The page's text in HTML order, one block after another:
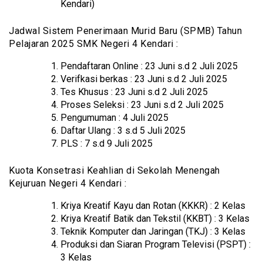
Kendari)
Jadwal Sistem Penerimaan Murid Baru (SPMB) Tahun
Pelajaran 2025 SMK Negeri 4 Kendari :
Pendaftaran Online : 23 Juni s.d 2 Juli 2025
Verifkasi berkas : 23 Juni s.d 2 Juli 2025
Tes Khusus : 23 Juni s.d 2 Juli 2025
Proses Seleksi : 23 Juni s.d 2 Juli 2025
Pengumuman : 4 Juli 2025
Daftar Ulang : 3 s.d 5 Juli 2025
PLS : 7 s.d 9 Juli 2025
Kuota Konsetrasi Keahlian di Sekolah Menengah
Kejuruan Negeri 4 Kendari :
Kriya Kreatif Kayu dan Rotan (KKKR) : 2 Kelas
Kriya Kreatif Batik dan Tekstil (KKBT) : 3 Kelas
Teknik Komputer dan Jaringan (TKJ) : 3 Kelas
Produksi dan Siaran Program Televisi (PSPT) :
3 Kelas